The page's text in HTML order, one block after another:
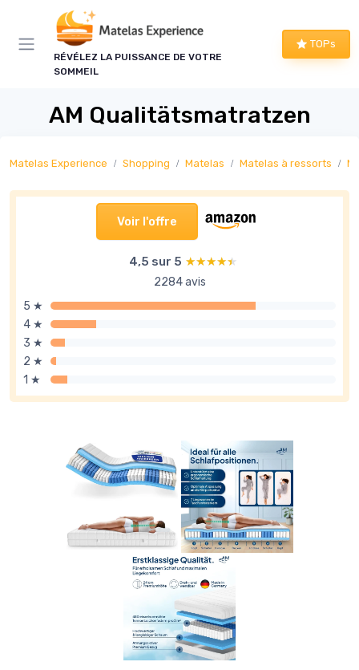
RÉVÉLEZ LA PUISSANCE DE VOTRE
SOMMEIL
TOPs
AM Qualitätsmatratzen
Matelas Experience Shopping Matelas Matelas à ressorts
Voir l'offre
4,5 sur 5 ★★★★★
★★★★★
2284 avis
5 ★
4 ★
3 ★
2 ★
1 ★
Panneau de gestion des cookies